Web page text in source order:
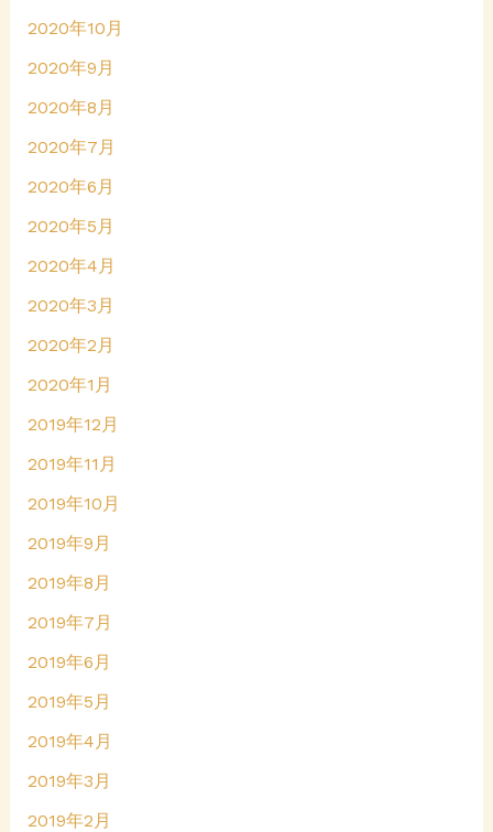
2020年10月
2020年9月
2020年8月
2020年7月
2020年6月
2020年5月
2020年4月
2020年3月
2020年2月
2020年1月
2019年12月
2019年11月
2019年10月
2019年9月
2019年8月
2019年7月
2019年6月
2019年5月
2019年4月
2019年3月
2019年2月